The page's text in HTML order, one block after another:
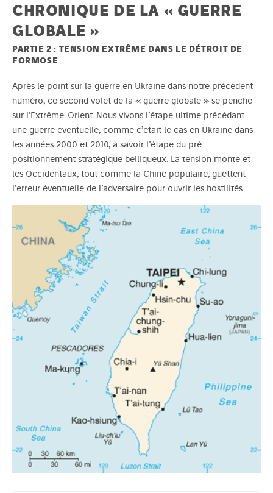
CHRONIQUE DE LA « GUERRE
GLOBALE »
PARTIE 2 : TENSION EXTRÊME DANS LE DÉTROIT DE
FORMOSE
Après le point sur la guerre en Ukraine dans notre précédent
numéro, ce second volet de la « guerre globale » se penche
sur l’Extrême-Orient. Nous vivons l’étape ultime précédant
une guerre éventuelle, comme c’était le cas en Ukraine dans
les années 2000 et 2010, à savoir l’étape du pré
positionnement stratégique belliqueux. La tension monte et
les Occidentaux, tout comme la Chine populaire, guettent
l’erreur éventuelle de l’adversaire pour ouvrir les hostilités.